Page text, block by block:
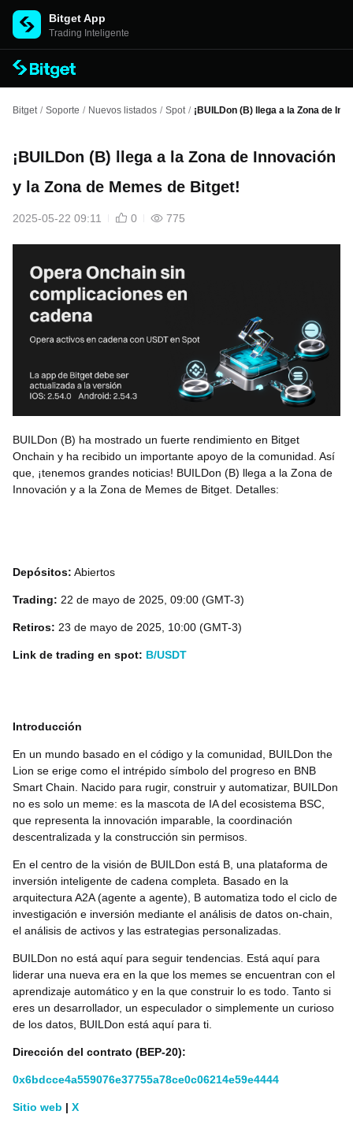
Bitget App
Trading Inteligente
Bitget / Soporte / Nuevos listados / Spot / ¡BUILDon (B) llega a la Zona de
¡BUILDon (B) llega a la Zona de Innovación
y la Zona de Memes de Bitget!
2025-05-22 09:11 0 775
BUILDon (B) ha mostrado un fuerte rendimiento en Bitget
Onchain y ha recibido un importante apoyo de la comunidad. Así
que, ¡tenemos grandes noticias! BUILDon (B) llega a la Zona de
Innovación y a la Zona de Memes de Bitget. Detalles:
Depósitos: Abiertos
Trading: 22 de mayo de 2025, 09:00 (GMT-3)
Retiros: 23 de mayo de 2025, 10:00 (GMT-3)
Link de trading en spot: B/USDT
Introducción
En un mundo basado en el código y la comunidad, BUILDon the
Lion se erige como el intrépido símbolo del progreso en BNB
Smart Chain. Nacido para rugir, construir y automatizar, BUILDon
no es solo un meme: es la mascota de IA del ecosistema BSC,
que representa la innovación imparable, la coordinación
descentralizada y la construcción sin permisos.
En el centro de la visión de BUILDon está B, una plataforma de
inversión inteligente de cadena completa. Basado en la
arquitectura A2A (agente a agente), B automatiza todo el ciclo de
investigación e inversión mediante el análisis de datos on-chain,
el análisis de activos y las estrategias personalizadas.
BUILDon no está aquí para seguir tendencias. Está aquí para
liderar una nueva era en la que los memes se encuentran con el
aprendizaje automático y en la que construir lo es todo. Tanto si
eres un desarrollador, un especulador o simplemente un curioso
de los datos, BUILDon está aquí para ti.
Dirección del contrato (BEP-20):
0x6bdcce4a559076e37755a78ce0c06214e59e4444
Sitio web | X